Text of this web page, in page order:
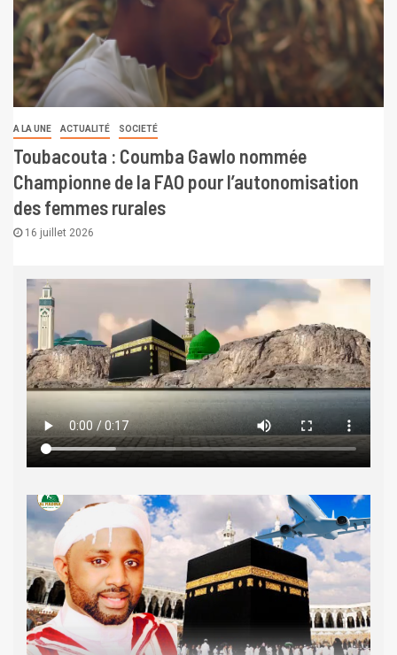
A LA UNE ACTUALITÉ SOCIETÉ
Toubacouta : Coumba Gawlo nommée
Championne de la FAO pour l’autonomisation
des femmes rurales
16 juillet 2026